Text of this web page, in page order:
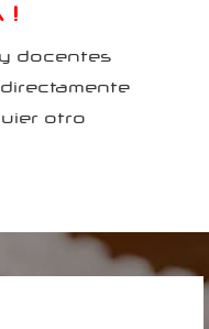
!
docentes
otro